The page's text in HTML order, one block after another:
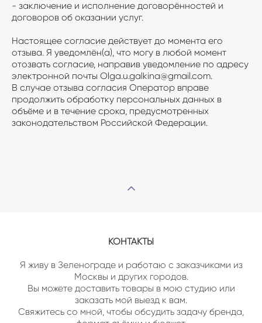
- заключение и исполнение договорённостей и
договоров об оказании услуг.
Настоящее согласие действует до момента его
отзыва. Я уведомлён(а), что могу в любой момент
отозвать согласие, направив уведомление по адресу
электронной почты Olga.u.galkina@gmail.com.
В случае отзыва согласия Оператор вправе
продолжить обработку персональных данных в
объёме и в течение срока, предусмотренных
законодательством Российской Федерации.
КОНТАКТЫ
Я живу в Зеленограде и работаю с заказчиками из
Москвы и других городов.
Вы можете доставить товары в мою студию или
заказать мой выезд к вам.
Свяжитесь со мной, чтобы обсудить задачу бренда,